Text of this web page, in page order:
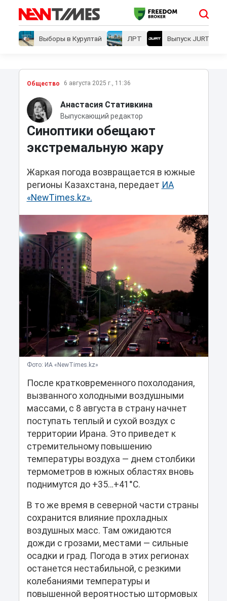
Выборы в Курултай ЛРТ Выпуск JURT
Общество 6 августа 2025 г., 11:36
Анастасия Стативкина
Выпускающий редактор
Синоптики обещают
экстремальную жару
Жаркая погода возвращается в южные
регионы Казахстана, передает ИА
«NewTimes.kz».
Фото: ИА «NewTimes.kz»
После кратковременного похолодания,
вызванного холодными воздушными
массами, с 8 августа в страну начнет
поступать теплый и сухой воздух с
территории Ирана. Это приведет к
стремительному повышению
температуры воздуха — днем столбики
термометров в южных областях вновь
поднимутся до +35…+41°C.
В то же время в северной части страны
сохранится влияние прохладных
воздушных масс. Там ожидаются
дожди с грозами, местами — сильные
осадки и град. Погода в этих регионах
останется нестабильной, с резкими
колебаниями температуры и
повышенной вероятностью штормовых